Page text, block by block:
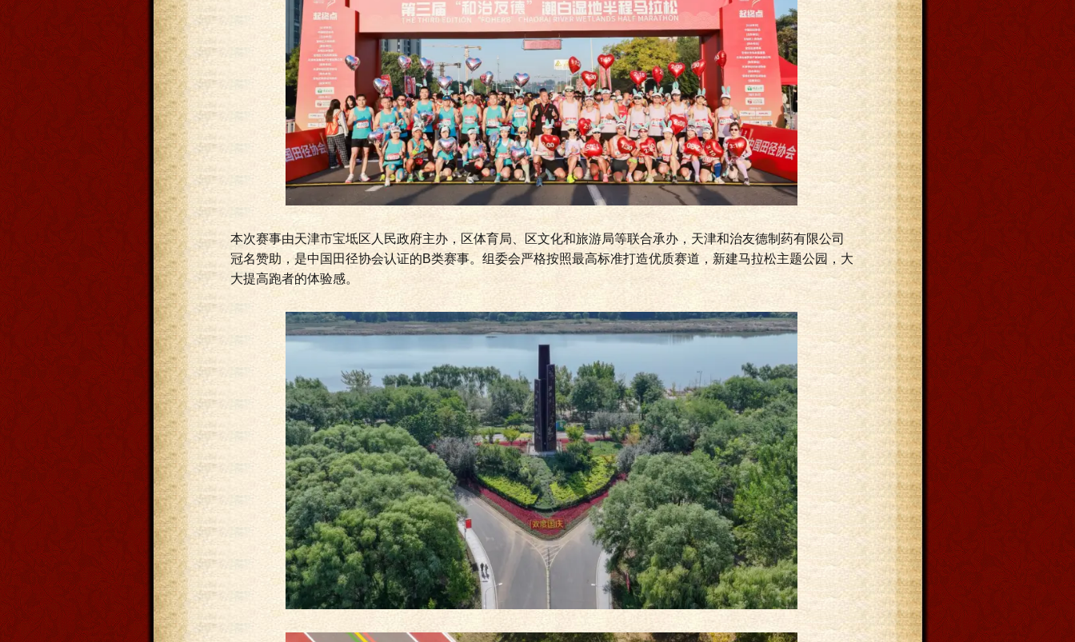
本次赛事由天津市宝坻区人民政府主办，区体育局、区文化和旅游局等联合承办，天津和治友德制药有限公司
冠名赞助，是中国田径协会认证的B类赛事。组委会严格按照最高标准打造优质赛道，新建马拉松主题公园，大
大提高跑者的体验感。